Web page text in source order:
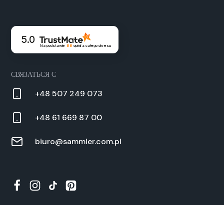
5.0
Na podstawie 88 opinii z całego okresu
СВЯЗАТЬСЯ С
+48 507 249 073
+48 61 669 87 00
biuro@sammler.com.pl